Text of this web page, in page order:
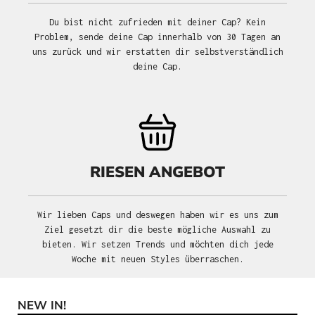
Du bist nicht zufrieden mit deiner Cap? Kein
Problem, sende deine Cap innerhalb von 30 Tagen an
uns zurück und wir erstatten dir selbstverständlich
deine Cap.
RIESEN ANGEBOT
Wir lieben Caps und deswegen haben wir es uns zum
Ziel gesetzt dir die beste mögliche Auswahl zu
bieten. Wir setzen Trends und möchten dich jede
Woche mit neuen Styles überraschen.
Produktgalerie überspringen
NEW IN!